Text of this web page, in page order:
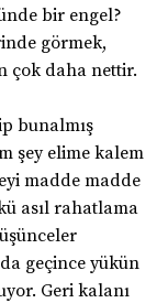
bir engel?
görmek,
çok daha nettir.
bunalmış
şey elime kalem
madde madde
asıl rahatlama
geçince yükün
Geri kalanı